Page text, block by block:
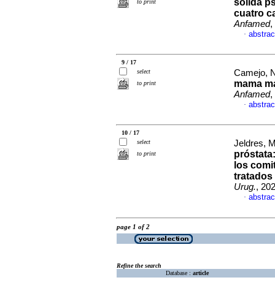
to print
sólida
cuatro
Anfamed,
·
9 / 17
select
to print
Camejo,
mama
Anfamed,
·
10 / 17
select
to print
Jeldres,
los
tratados
Urug.,
·
page 1 of 2
Refine the search
Database : article